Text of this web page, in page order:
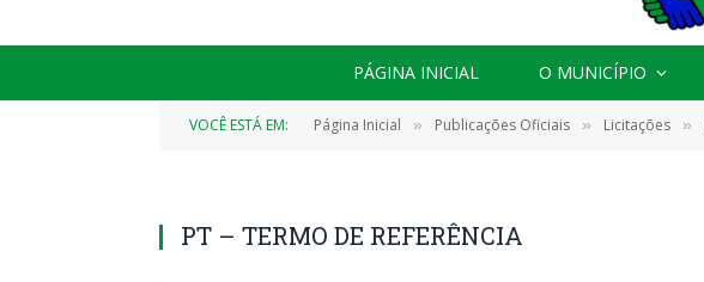
PÁGINA INICIAL O MUNICÍPIO
VOCÊ ESTÁ EM: Página Inicial » Publicações Oficiais » Licitações »
PT – TERMO DE REFERÊNCIA